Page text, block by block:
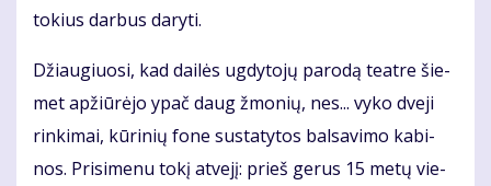
tokius darbus da­ry­ti.
Džiau­giuo­si, kad dai­lės ug­dy­to­jų pa­ro­dą te­at­re šie­
met ap­žiū­rė­jo ypač daug žmo­nių, nes... vy­ko dve­ji
rin­ki­mai, kū­ri­nių fo­ne su­sta­ty­tos bal­sa­vi­mo ka­bi­
nos. Pri­si­me­nu to­kį at­ve­jį: prieš ge­rus 15 me­tų vie­